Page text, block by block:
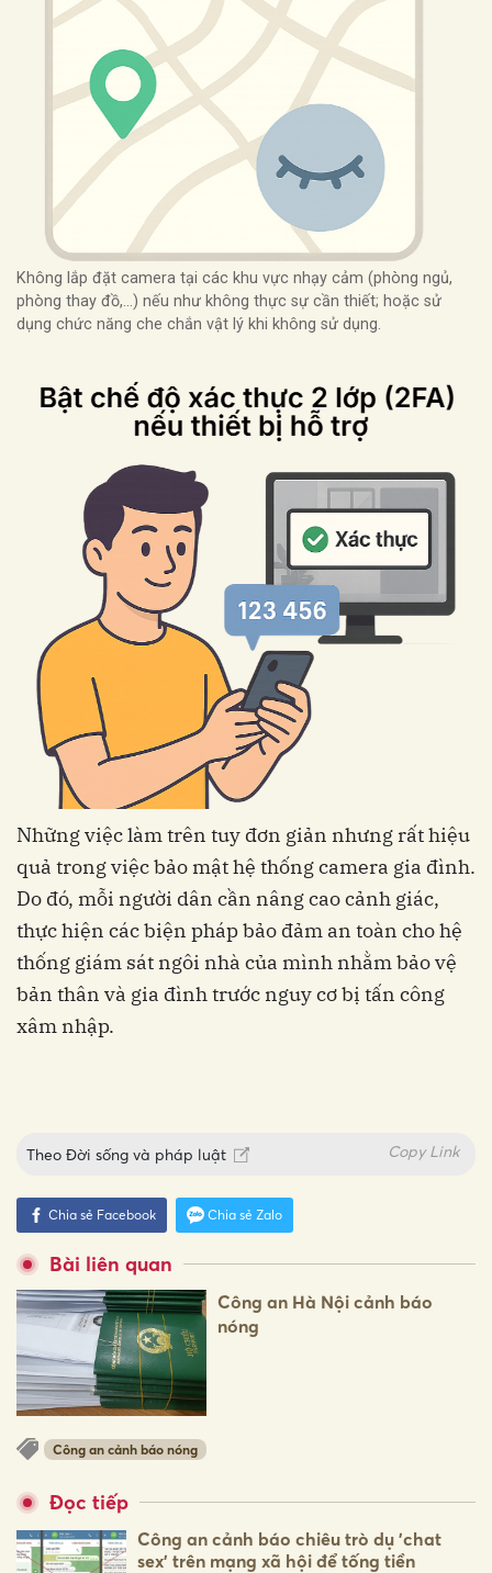
Không lắp đặt camera tại các khu vực nhạy cảm (phòng ngủ,
phòng thay đồ,…) nếu như không thực sự cần thiết; hoặc sử
dụng chức năng che chắn vật lý khi không sử dụng.
Những việc làm trên tuy đơn giản nhưng rất hiệu
quả trong việc bảo mật hệ thống camera gia đình.
Do đó, mỗi người dân cần nâng cao cảnh giác,
thực hiện các biện pháp bảo đảm an toàn cho hệ
thống giám sát ngôi nhà của mình nhằm bảo vệ
bản thân và gia đình trước nguy cơ bị tấn công
xâm nhập.
Theo Đời sống và pháp luật Copy Link
Chia sẻ Facebook Chia sẻ Zalo
Bài liên quan
Công an Hà Nội cảnh báo
nóng
Công an cảnh báo nóng
Đọc tiếp
Công an cảnh báo chiêu trò dụ 'chat
sex' trên mạng xã hội để tống tiền